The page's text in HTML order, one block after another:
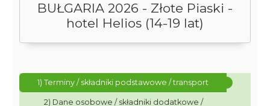
BUŁGARIA 2026 - Złote Piaski -
hotel Helios (14-19 lat)
1) Terminy / składniki podstawowe / transport
2) Dane osobowe / składniki dodatkowe /